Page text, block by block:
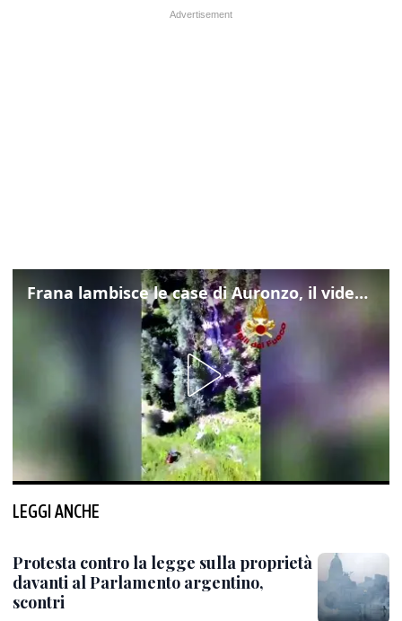
Frana lambisce le case di Auronzo, il video dall'elicottero dei vigili del fuoco
LEGGI ANCHE
Protesta contro la legge sulla proprietà
davanti al Parlamento argentino,
scontri